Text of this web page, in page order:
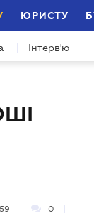
ЮРИСТУ
Інтерв'ю
0